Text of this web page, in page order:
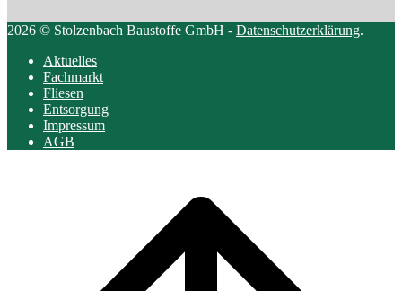
2026 © Stolzenbach Baustoffe GmbH - Datenschutzerklärung.
Aktuelles
Fachmarkt
Fliesen
Entsorgung
Impressum
AGB